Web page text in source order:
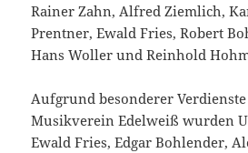
Rainer Zahn, Alfred Ziemlich,
Prentner, Ewald Fries, Robert
Hans Woller und Reinhold
Aufgrund besonderer
Musikverein Edelweiß wurden
Ewald Fries, Edgar Bohlender,